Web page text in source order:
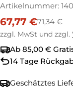
Artikelnummer:
Verkaufspreis
67,77 €
Regulärer
Preis
71,34 €
zzgl. MwSt und zzgl.
Ab 85,00 €
14 Tage
Geschätztes